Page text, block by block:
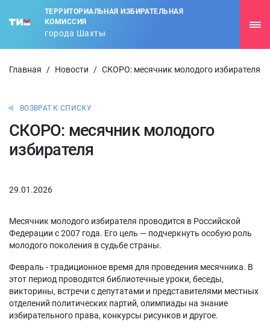
ТЕРРИТОРИАЛЬНАЯ ИЗБИРАТЕЛЬНАЯ
КОМИССИЯ
города Шахты
Главная / Новости / СКОРО: месячник молодого избирателя
ВОЗВРАТ К СПИСКУ
СКОРО: месячник молодого
избирателя
29.01.2026
Месячник молодого избирателя проводится в Российской
Федерации с 2007 года. Его цель — подчеркнуть особую роль
молодого поколения в судьбе страны.
Февраль - традиционное время для проведения месячника. В
этот период проводятся библиотечные уроки, беседы,
викторины, встречи с депутатами и представителями местных
отделений политических партий, олимпиады на знание
избирательного права, конкурсы рисунков и другое.